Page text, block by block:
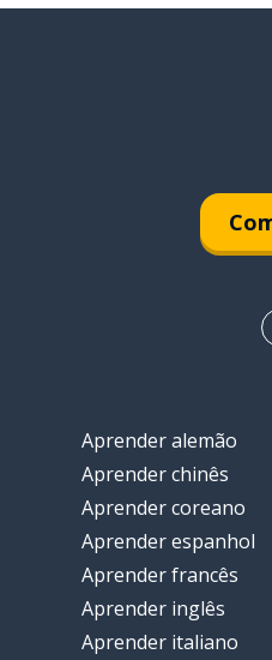
Aprender alemão
Aprender chinês
Aprender coreano
Aprender espanhol
Aprender francês
Aprender inglês
Aprender italiano